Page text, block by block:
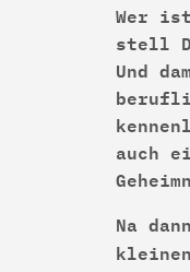
Wer
stell
Und
auch
Na